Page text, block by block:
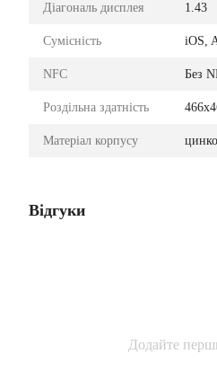
Діагональ дисплея 1.43
Сумісність iOS,
NFC Без
Роздільна здатність
Матеріал корпусу
Відгуки
Додайте